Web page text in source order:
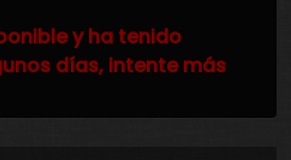
y ha tenido
días, intente más